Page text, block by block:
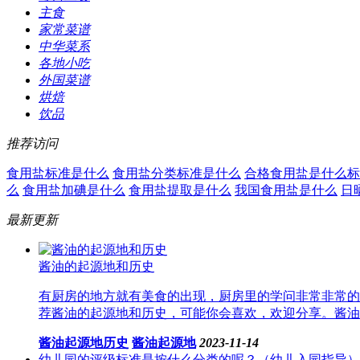
主食
家常菜谱
中华菜系
各地小吃
外国菜谱
烘焙
饮品
推荐访问
食用盐标准是什么 食用盐分类标准是什么 合格食用盐是什么
么 食用盐加碘是什么 食用盐提取是什么 我国食用盐是什么 日
最新更新
酱油的起源地和历史
有厨房的地方就有美食的出现，厨房里的学问非常非常
荐酱油的起源地和历史，可能你会喜欢，欢迎分享。酱
酱油起源地历史 酱油起源地 2023-11-14